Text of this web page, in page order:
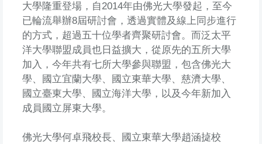
大學隆重登場，自2014年由佛光大學發起，至今
已輪流舉辦8屆研討會，透過實體及線上同步進行
的方式，超過五十位學者齊聚研討會。而泛太平
洋大學聯盟成員也日益擴大，從原先的五所大學
加入，今年共有七所大學參與聯盟，包含佛光大
學、國立宜蘭大學、國立東華大學、慈濟大學、
國立臺東大學、國立海洋大學，以及今年新加入
成員國立屏東大學。
佛光大學何卓飛校長、國立東華大學趙涵㨗校